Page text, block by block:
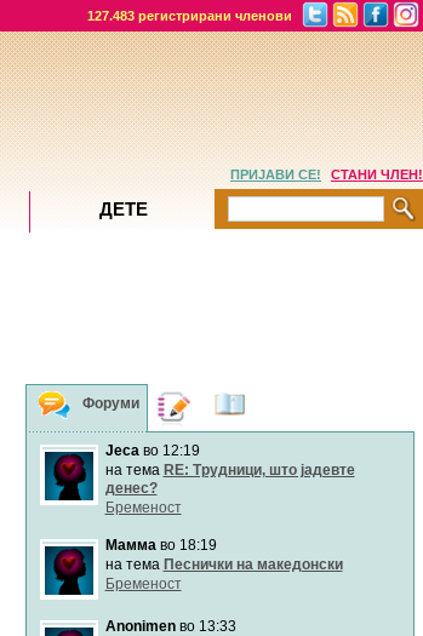
127.483 регистрирани членови
Форуми Дневници
Jecaво 12:19
на тема RE: Трудници, што јадевте
денес?
Бременост
Маммаво 18:19
на тема Песнички на македонски
Бременост
Anonimenво 13:33
ПРИЈАВИ СЕ! СТАНИ ЧЛЕН!
ДЕТЕ